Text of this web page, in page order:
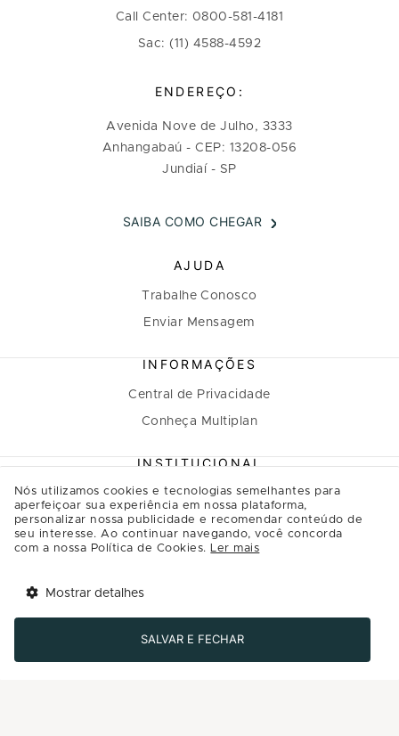
Call Center: 0800-581-4181
Sac: (11) 4588-4592
ENDEREÇO:
Avenida Nove de Julho, 3333
Anhangabaú - CEP: 13208-056
Jundiaí - SP
SAIBA COMO CHEGAR
AJUDA
Trabalhe Conosco
Enviar Mensagem
INFORMAÇÕES
Central de Privacidade
Conheça Multiplan
INSTITUCIONAL
A Multiplan
Inovação
Sustentabilidade
Nós utilizamos cookies e tecnologias semelhantes para
aperfeiçoar sua experiência em nossa plataforma,
personalizar nossa publicidade e recomendar conteúdo de
seu interesse. Ao continuar navegando, você concorda
com a nossa Política de Cookies. Ler mais
Mostrar detalhes
SALVAR E FECHAR
Baixe agora o app Multi
Abrir